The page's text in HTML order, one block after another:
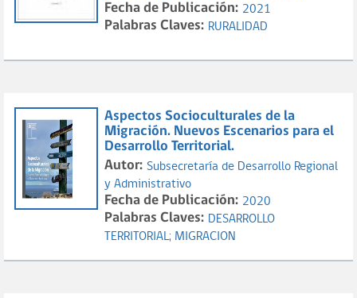
Fecha de Publicación: 2021
Palabras Claves: RURALIDAD
Aspectos Socioculturales de la
Migración. Nuevos Escenarios para el
Desarrollo Territorial.
Autor: Subsecretaría de Desarrollo Regional
y Administrativo
Fecha de Publicación: 2020
Palabras Claves: DESARROLLO
TERRITORIAL; MIGRACION